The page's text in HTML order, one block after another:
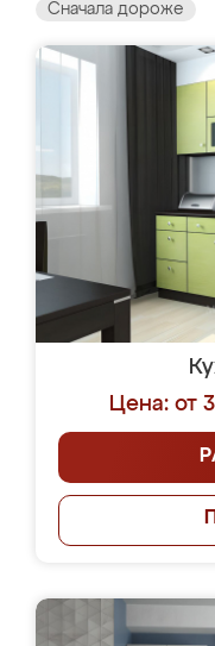
Сначала дороже
Цена: от